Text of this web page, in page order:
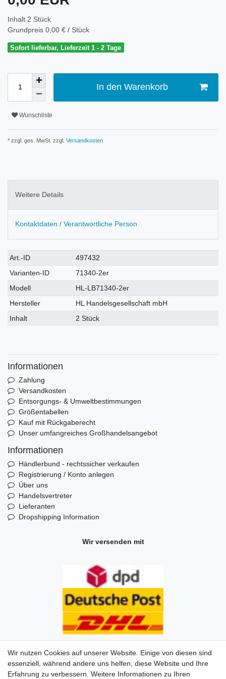
Inhalt 2 Stück
Grundpreis 0,00 € / Stück
Sofort lieferbar, Lieferzeit 1 - 2 Tage
In den Warenkorb
Wunschliste
* zzgl. ges. MwSt. zzgl. Versandkosten
Weitere Details
Kontaktdaten / Verantwortliche Person
Technisches
Merkmal
Wert
Art.-ID
497432
Varianten-ID
71340-2er
Modell
HL-LB71340-2er
Hersteller
HL Handelsgesellschaft mbH
Inhalt
2 Stück
Informationen
Zahlung
Versandkosten
Entsorgungs- & Umweltbestimmungen
Größentabellen
Kauf mit Rückgaberecht
Unser umfangreiches Großhandelsangebot
Informationen
Händlerbund - rechtssicher verkaufen
Registrierung / Konto anlegen
Über uns
Handelsvertreter
Lieferanten
Dropshipping Information
Wir versenden mit
Impressum Daten­schutz­erklärung AGB Kontakt
Wir nutzen Cookies auf unserer Website. Einige von diesen sind
essenziell, während andere uns helfen, diese Website und Ihre
Erfahrung zu verbessern. Weitere Informationen zu Ihren